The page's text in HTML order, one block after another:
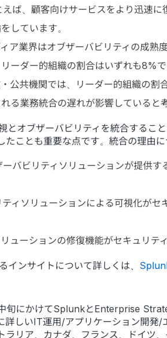
ば、顧客向けサービスをより迅速
しています。
ア業界はオブザーバビリティの成熟
ーダー的組織の割合はいずれも8%で
公共機関では、リーダー的組織の
る業務統合の遅れが影響していると
オブザーバビリティを統合するこ
ことも重要な点です。統合の理由
バビリティソリューションが提供
ィソリューションによる可視化が
ューションの修復機能がセキュリテ
ンサイトについて詳しくは、
旬にかけてSplunkとEnterprise
しいIT運用/アプリケーション開発
リア、カナダ、フランス、ドイツ